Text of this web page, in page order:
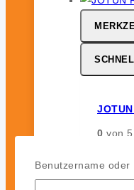
0 von 5
Benutzername oder